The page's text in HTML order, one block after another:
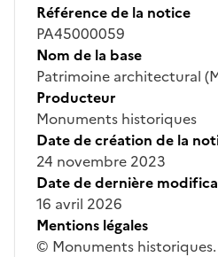
Référence de la notice
PA45000059
Nom de la base
Patrimoine architectural
Producteur
Monuments historiques
Date de création de la
24 novembre 2023
Date de dernière
16 avril 2026
Mentions légales
© Monuments